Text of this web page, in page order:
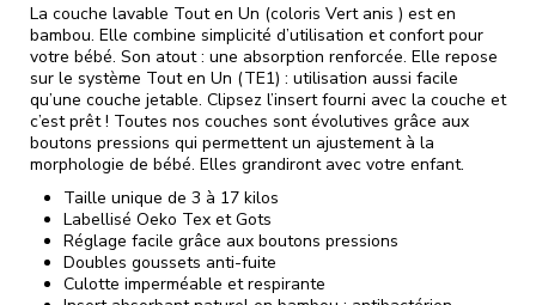
La couche lavable Tout en Un (coloris Vert anis ) est en
bambou. Elle combine simplicité d’utilisation et confort pour
votre bébé. Son atout : une absorption renforcée. Elle repose
sur le système Tout en Un (TE1) : utilisation aussi facile
qu’une couche jetable. Clipsez l’insert fourni avec la couche et
c’est prêt ! Toutes nos couches sont évolutives grâce aux
boutons pressions qui permettent un ajustement à la
morphologie de bébé. Elles grandiront avec votre enfant.
Taille unique de 3 à 17 kilos
Labellisé Oeko Tex et Gots
Réglage facile grâce aux boutons pressions
Doubles goussets anti-fuite
Culotte imperméable et respirante